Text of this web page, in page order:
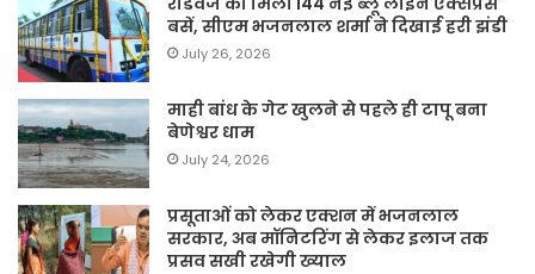
बसें, सीएम भजनलाल शर्मा ने दिखाई हरी झंडी
July 26, 2026
माही बांध के गेट खुलने से पहले ही टापू बना
बेणेश्वर धाम
July 24, 2026
प्रसूताओं को लेकर एक्शन में भजनलाल
सरकार, अब मॉनिटरिंग से लेकर इलाज तक
प्रसव सखी रखेगी ख्याल